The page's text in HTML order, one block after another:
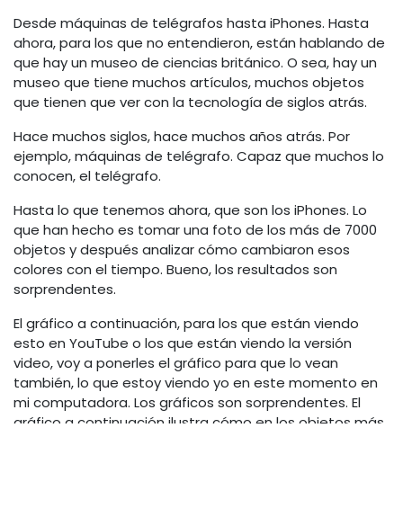
Desde máquinas de telégrafos hasta iPhones. Hasta
ahora, para los que no entendieron, están hablando de
que hay un museo de ciencias británico. O sea, hay un
museo que tiene muchos artículos, muchos objetos
que tienen que ver con la tecnología de siglos atrás.
Hace muchos siglos, hace muchos años atrás. Por
ejemplo, máquinas de telégrafo. Capaz que muchos lo
conocen, el telégrafo.
Hasta lo que tenemos ahora, que son los iPhones. Lo
que han hecho es tomar una foto de los más de 7000
objetos y después analizar cómo cambiaron esos
colores con el tiempo. Bueno, los resultados son
sorprendentes.
El gráfico a continuación, para los que están viendo
esto en YouTube o los que están viendo la versión
video, voy a ponerles el gráfico para que lo vean
también, lo que estoy viendo yo en este momento en
mi computadora. Los gráficos son sorprendentes. El
gráfico a continuación ilustra cómo en los objetos más